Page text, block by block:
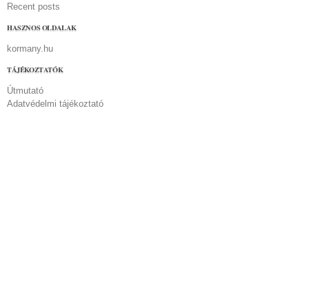
Recent posts
HASZNOS OLDALAK
kormany.hu
TÁJÉKOZTATÓK
Útmutató
Adatvédelmi tájékoztató